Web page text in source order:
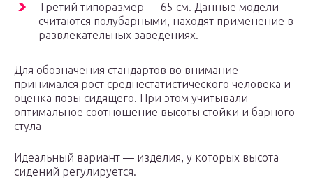
Третий типоразмер — 65 см. Данные модели
считаются полубарными, находят применение в
развлекательных заведениях.
Для обозначения стандартов во внимание
принимался рост среднестатистического человека и
оценка позы сидящего. При этом учитывали
оптимальное соотношение высоты стойки и барного
стула
Идеальный вариант — изделия, у которых высота
сидений регулируется.